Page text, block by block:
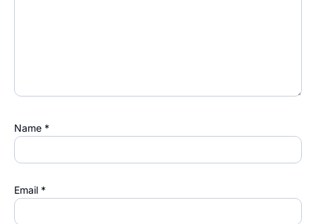
Name *
Email *